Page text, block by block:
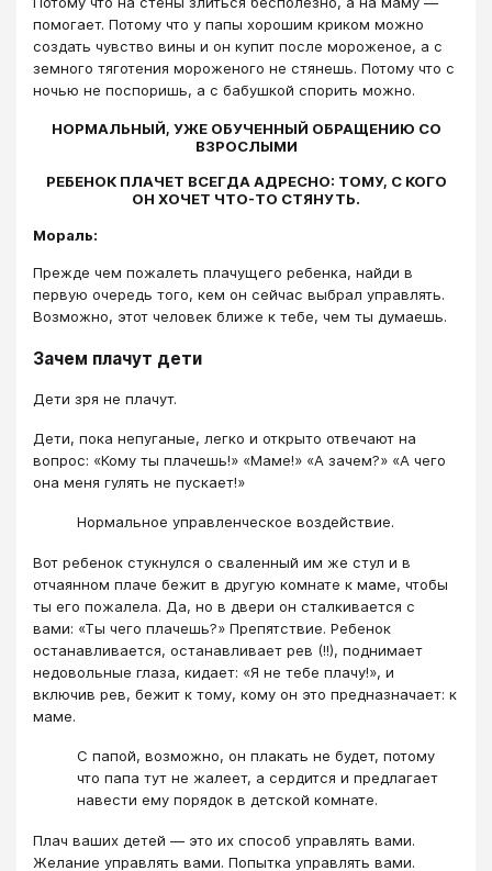
помогает. Потому что у папы хорошим криком можно
создать чувство вины и он купит после мороженое, а с
земного тяготения мороженого не стянешь. Потому что с
ночью не поспоришь, а с бабушкой спорить можно.
НОРМАЛЬНЫЙ, УЖЕ ОБУЧЕННЫЙ ОБРАЩЕНИЮ СО
ВЗРОСЛЫМИ
РЕБЕНОК ПЛАЧЕТ ВСЕГДА АДРЕСНО: ТОМУ, С КОГО
ОН ХОЧЕТ ЧТО-ТО СТЯНУТЬ.
Мораль:
Прежде чем пожалеть плачущего ребенка, найди в
первую очередь того, кем он сейчас выбрал управлять.
Возможно, этот человек ближе к тебе, чем ты думаешь.
Зачем плачут дети
Дети зря не плачут.
Дети, пока непуганые, легко и открыто отвечают на
вопрос: «Кому ты плачешь!» «Маме!» «А зачем?» «А чего
она меня гулять не пускает!»
Нормальное управленческое воздействие.
Вот ребенок стукнулся о сваленный им же стул и в
отчаянном плаче бежит в другую комнате к маме, чтобы
ты его пожалела. Да, но в двери он сталкивается с
вами: «Ты чего плачешь?» Препятствие. Ребенок
останавливается, останавливает рев (!!), поднимает
недовольные глаза, кидает: «Я не тебе плачу!», и
включив рев, бежит к тому, кому он это предназначает: к
маме.
С папой, возможно, он плакать не будет, потому
что папа тут не жалеет, а сердится и предлагает
навести ему порядок в детской комнате.
Плач ваших детей — это их способ управлять вами.
Желание управлять вами. Попытка управлять вами.